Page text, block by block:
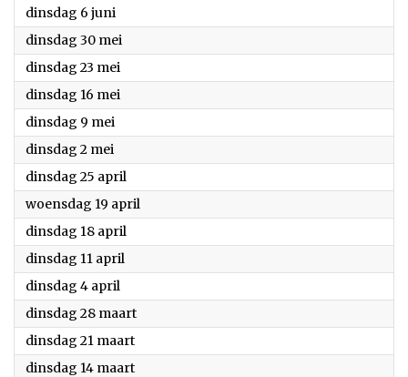
dinsdag 6 juni
dinsdag 30 mei
dinsdag 23 mei
dinsdag 16 mei
dinsdag 9 mei
dinsdag 2 mei
dinsdag 25 april
woensdag 19 april
dinsdag 18 april
dinsdag 11 april
dinsdag 4 april
dinsdag 28 maart2023
dinsdag 21 maart2023
dinsdag 14 maart2023